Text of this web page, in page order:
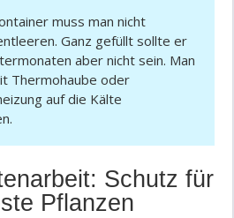
muss man nicht
Ganz gefüllt sollte er
aber nicht sein. Man
Thermohaube oder
auf die Kälte
Schutz für
Pflanzen